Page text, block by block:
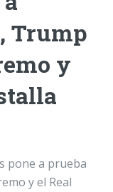
Trump
y
pone a prueba
y el Real